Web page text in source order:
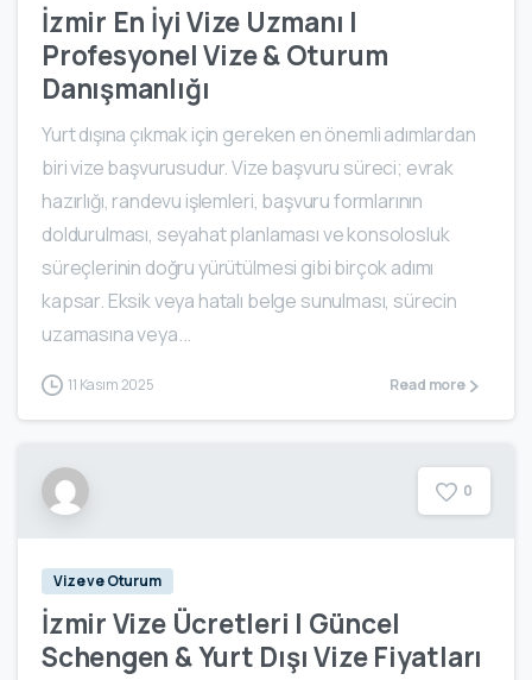
İzmir En İyi Vize Uzmanı |
Profesyonel Vize & Oturum
Danışmanlığı
Yurt dışına çıkmak için gereken en önemli adımlardan
biri vize başvurusudur. Vize başvuru süreci; evrak
hazırlığı, randevu işlemleri, başvuru formlarının
doldurulması, seyahat planlaması ve konsolosluk
süreçlerinin doğru yürütülmesi gibi birçok adımı
kapsar. Eksik veya hatalı belge sunulması, sürecin
uzamasına veya...
11 Kasım 2025 Read more
0
Vize ve Oturum
İzmir Vize Ücretleri | Güncel
Schengen & Yurt Dışı Vize Fiyatları